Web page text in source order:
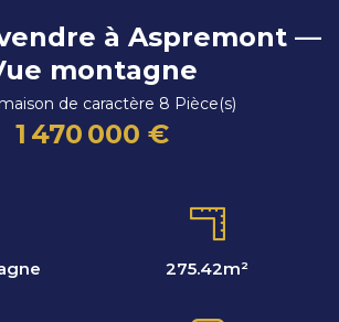
à Aspremont —
montagne
de caractère 8 Pièce(s)
1 470 000 €
275.42m²